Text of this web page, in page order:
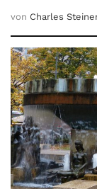
von Charles